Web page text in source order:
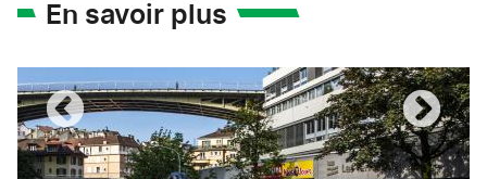
En savoir plus